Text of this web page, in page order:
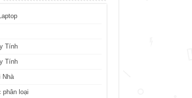
Tính
Tính
Nhà
loại